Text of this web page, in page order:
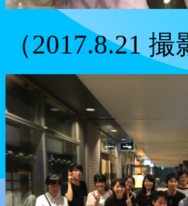
（2017.8.21